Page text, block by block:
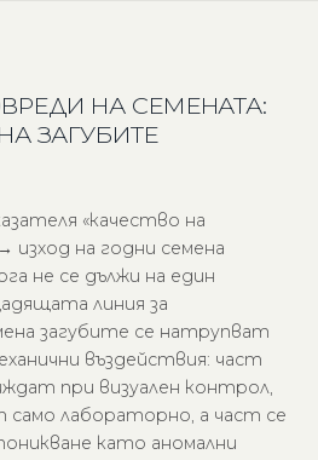
НА СЕМЕНАТА:
ЗАГУБИТЕ
«качество на
на годни семена
не се дължи на един
линия за
загубите се натрупват
въздействия: част
при визуален контрол,
само лабораторно, а част се
като аномални